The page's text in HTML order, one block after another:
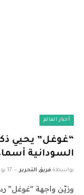
أخبار العالم
“غوغل” يحيي
السودانية
بواسطة فريق التحرير 17 يوليو، 2023
وزيّن واجهة “غوغل”